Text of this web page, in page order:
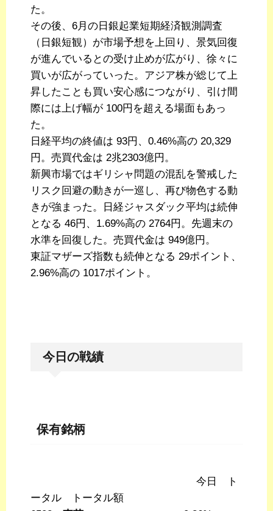
た。
その後、6月の日銀起業短期経済観測調査
（日銀短観）が市場予想を上回り、景気回復
が進んでいるとの受け止めが広がり、徐々に
買いが広がっていった。アジア株が総じて上
昇したことも買い安心感につながり、引け間
際には上げ幅が 100円を超える場面もあっ
た。
日経平均の終値は 93円、0.46%高の 20,329
円。売買代金は 2兆2303億円。
新興市場ではギリシャ問題の混乱を警戒した
リスク回避の動きが一巡し、再び物色する動
きが強まった。日経ジャスダック平均は続伸
となる 46円、1.69%高の 2764円。先週末の
水準を回復した。売買代金は 949億円。
東証マザーズ指数も続伸となる 29ポイント、
2.96%高の 1017ポイント。
今日の戦績
保有銘柄
今日 ト
ータル トータル額